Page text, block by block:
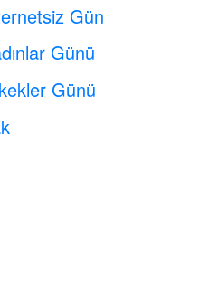
Gün
Günü
Günü